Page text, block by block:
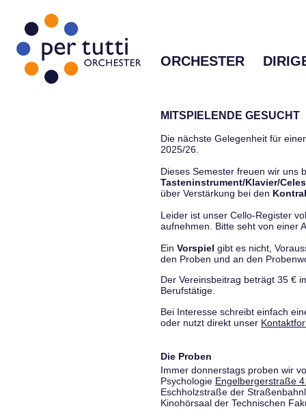
ORCHESTER
MITSPIELENDE GESUCHT
Die nächste Gelegenheit für
2025/26.
Dieses Semester freuen wir uns
Tasteninstrument/Klavier/
über Verstärkung bei den
Leider ist unser Cello-Register
aufnehmen. Bitte seht von einer
Ein Vorspiel gibt es nicht,
den Proben und an den
Der Vereinsbeitrag beträgt 35 €
Berufstätige.
Bei Interesse schreibt einfach
oder nutzt direkt unser
Die Proben
Immer donnerstags proben wir
Psychologie Engelbergerstraße
Eschholzstraße der
Kinohörsaal der Technischen